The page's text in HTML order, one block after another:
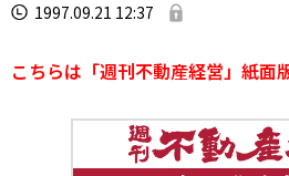
1997.09.21 12:37
こちらは「週刊不動産経営」紙面